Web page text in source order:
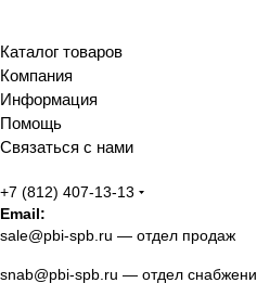
Каталог товаров
Компания
Информация
Помощь
Связаться с нами
+7 (812) 407-13-13
Email:
sale@pbi-spb.ru — отдел продаж
snab@pbi-spb.ru — отдел